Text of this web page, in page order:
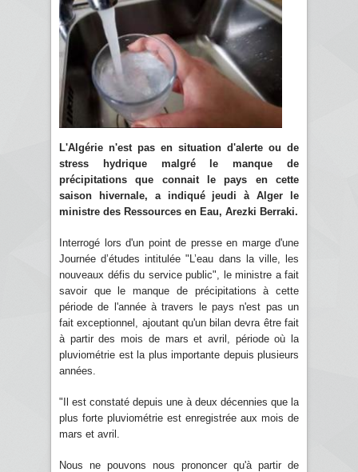
L'Algérie n'est pas en situation d'alerte ou de
stress hydrique malgré le manque de
précipitations que connait le pays en cette
saison hivernale, a indiqué jeudi à Alger le
ministre des Ressources en Eau, Arezki Berraki.
Interrogé lors d'un point de presse en marge d'une
Journée d’études intitulée "L’eau dans la ville, les
nouveaux défis du service public", le ministre a fait
savoir que le manque de précipitations à cette
période de l'année à travers le pays n'est pas un
fait exceptionnel, ajoutant qu'un bilan devra être fait
à partir des mois de mars et avril, période où la
pluviométrie est la plus importante depuis plusieurs
années.
"Il est constaté depuis une à deux décennies que la
plus forte pluviométrie est enregistrée aux mois de
mars et avril.
Nous ne pouvons nous prononcer qu'à partir de